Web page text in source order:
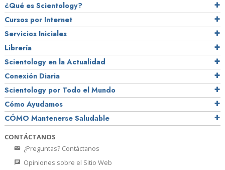
¿Qué es Scientology?
Cursos por Internet
Servicios Iniciales
Librería
Scientology en la Actualidad
Conexión Diaria
Scientology por Todo el Mundo
Cómo Ayudamos
CÓMO Mantenerse Saludable
CONTÁCTANOS
¿Preguntas? Contáctanos
Opiniones sobre el Sitio Web